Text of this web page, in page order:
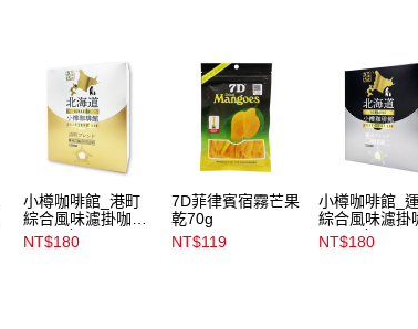
帳／街口支付
【注意事項】
1.本服務係由
用戶於交易時
款買賣價金債
2.基於同意付
資料（包含姓
用，由本公司
3.完整用戶服務
7-11取貨付款
每筆NT$100
付款後7-11取
每筆NT$100
宅配
每筆NT$100
小樽咖啡館_港町
綜合風味濾掛咖啡
10gx5包入
NT$180
7D菲律賓宿霧芒果
乾70g
NT$119
小樽咖啡館_
綜合風味濾掛
10gx5包入
NT$180